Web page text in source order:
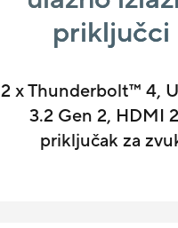
priključci
2 x Thunderbolt™ 4,
3.2 Gen 2, HDMI
priključak za